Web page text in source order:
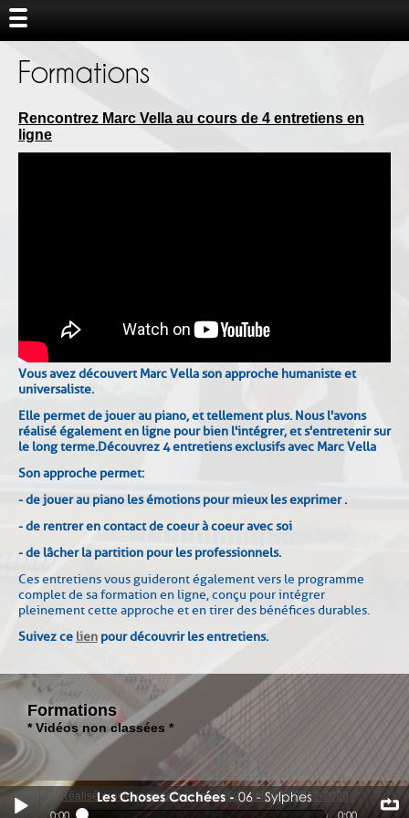
Formations
Rencontrez Marc Vella au cours de 4 entretiens en
ligne
Vous avez découvert Marc Vella son approche humaniste et
universaliste.
Elle permet de jouer au piano, et tellement plus. Nous l'avons
réalisé également en ligne pour bien l'intégrer, et s'entretenir sur
le long terme.Découvrez 4 entretiens exclusifs avec Marc Vella
Son approche permet :
- de jouer au piano les émotions pour mieux les exprimer .
- de rentrer en contact de coeur à coeur avec soi
- de lâcher la partition pour les professionnels.
Ces entretiens vous guideront également vers le programme
complet de sa formation en ligne, conçu pour intégrer
pleinement cette approche et en tirer des bénéfices durables.
Suivez ce lien pour découvrir les entretiens.
Formations
* Vidéos non classées *
Les Choses Cachées 06 - Sylphes
0:00 0:00
06 - Sylphes
Réalisé gracieusement par touche 2 lumiere © 2012-2020